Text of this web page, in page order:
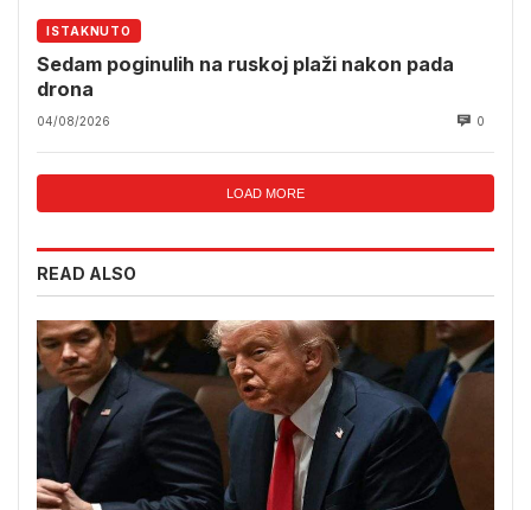
ISTAKNUTO
Sedam poginulih na ruskoj plaži nakon pada
drona
04/08/2026 0
LOAD MORE
READ ALSO